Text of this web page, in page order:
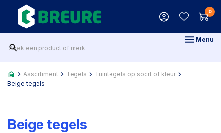
0
Menu
Assortiment Tegels
Tuintegels op soort of kleur
Beige tegels
Beige tegels